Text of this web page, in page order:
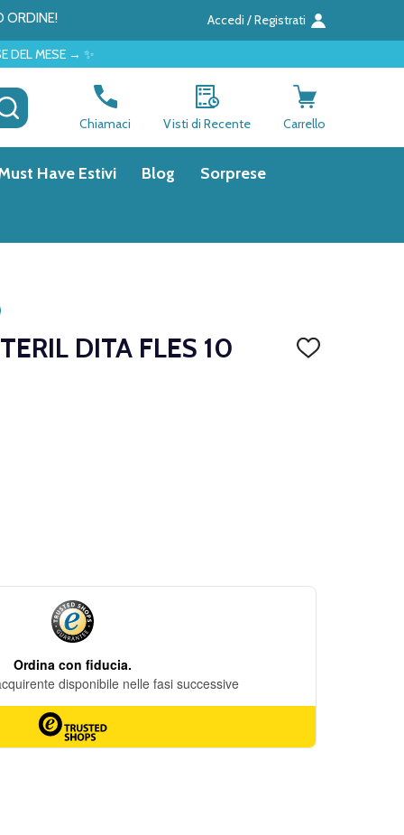
ORDINE! Accedi / Registrati
CERCA
Chiamaci Visti di Recente Carrello
Have Estivi Blog Sorprese
DITA FLES 10
AGGIUNGI